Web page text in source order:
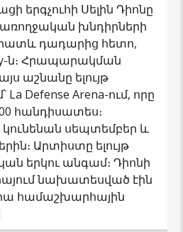
երգչուհի Սելին Դիոնը
խնդիրների
դադարից հետո,
ն։ Հրապարակման
աշնանը ելույթ
Defense Arena-ում, որը
հանդիսատես։
սեպտեմբեր և
Արտիստը ելույթ
երկու անգամ։ Դիոնի
նախատեսված էին
համաշխարհային